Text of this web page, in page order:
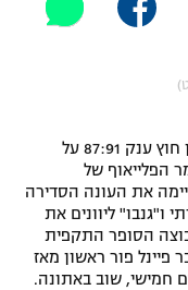
מכבי תל אביב רשמה הערב (שלישי) ניצחון חוץ ענק 87:91 על
רבע גמר הפלייאוף של
את העונה הסדירה
ו"גנבו" ליוונים את
הסופר התקפית
פור ראשון מאז